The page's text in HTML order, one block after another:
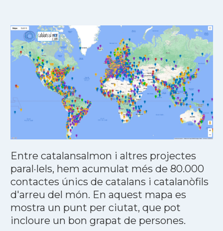
Entre catalansalmon i altres projectes
paral·lels, hem acumulat més de 80.000
contactes únics de catalans i catalanòfils
d'arreu del món. En aquest mapa es
mostra un punt per ciutat, que pot
incloure un bon grapat de persones.